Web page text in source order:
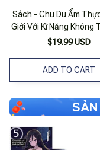
Sách - Chu Du Ẩm
Giới Với Kĩ Năng Không
Tập 2 (Tặng Kèm Bìa
$19.99 USD
ADD TO CART
SẢN